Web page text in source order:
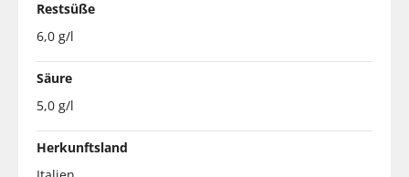
Restsüße
6,0 g/l
Säure
5,0 g/l
Herkunftsland